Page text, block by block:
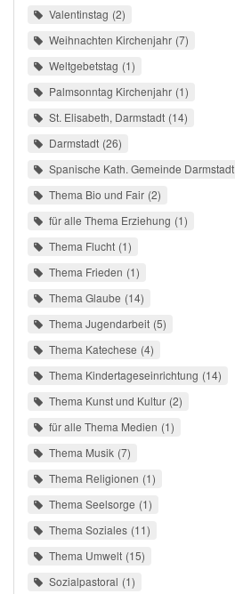
Valentinstag 2
Weihnachten Kirchenjahr 7
Weltgebetstag 1
Palmsonntag Kirchenjahr 1
St. Elisabeth, Darmstadt 14
Darmstadt 26
Spanische Kath. Gemeinde Darmstadt
Thema Bio und Fair 2
für alle Thema Erziehung 1
Thema Flucht 1
Thema Frieden 1
Thema Glaube 14
Thema Jugendarbeit 5
Thema Katechese 4
Thema Kindertageseinrichtung 14
Thema Kunst und Kultur 2
für alle Thema Medien 1
Thema Musik 7
Thema Religionen 1
Thema Seelsorge 1
Thema Soziales 11
Thema Umwelt 15
Sozialpastoral 1